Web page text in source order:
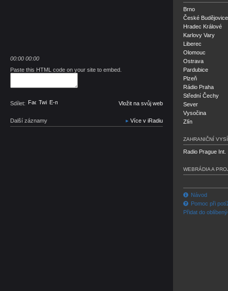
00:00 00:00
Paste this HTML code on your site to embed.
Sdílet: Facebook
TwitterE-mail Vložit na svůj web
Další záznamy Více v iRadiu
Brno
České Budějovice
Hradec Králové
Karlovy Vary
Liberec
Olomouc
Ostrava
Pardubice
Plzeň
Rádio Praha
Střední Čechy
Sever
Vysočina
Zlín
ZAHRANIČNÍ
Radio Prague Int.
WEBRÁDIA A
Návod
Pomoc při
Přidat do